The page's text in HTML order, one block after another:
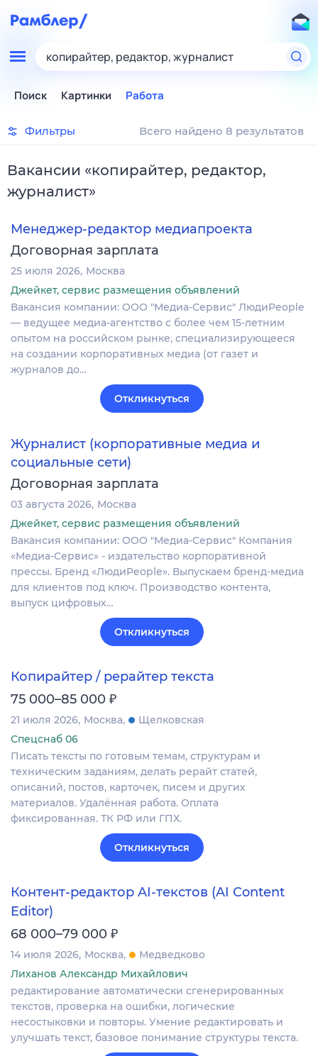
копирайтер, редактор, журналист
Поиск Картинки Работа
Фильтры Всего найдено 8 результатов
Вакансии «копирайтер, редактор,
журналист»
Менеджер-редактор медиапроекта
Договорная зарплата
25 июля 2026 Москва
Джейкет, сервис размещения объявлений
Вакансия компании: ООО "Медиа-Сервис" ЛюдиPeople
— ведущее медиа-агентство с более чем 15-летним
опытом на российском рынке, специализирующееся
на создании корпоративных медиа (от газет и
журналов до…
Откликнуться
Журналист (корпоративные медиа и
социальные сети)
Договорная зарплата
03 августа 2026 Москва
Джейкет, сервис размещения объявлений
Вакансия компании: ООО "Медиа-Сервис" Компания
«Медиа-Сервис» - издательство корпоративной
прессы. Бренд «ЛюдиPeople». Выпускаем бренд-медиа
для клиентов под ключ. Производство контента,
выпуск цифровых…
Откликнуться
Копирайтер / рерайтер текста
75 000–85 000 ₽
21 июля 2026 Москва
Щелковская
Спецснаб 06
Писать тексты по готовым темам, структурам и
техническим заданиям, делать рерайт статей,
описаний, постов, карточек, писем и других
материалов. Удалённая работа. Оплата
фиксированная. ТК РФ или ГПХ.
Откликнуться
Контент-редактор AI-текстов (AI Content
Editor)
68 000–79 000 ₽
14 июля 2026 Москва
Медведково
Лиханов Александр Михайлович
редактирование автоматически сгенерированных
текстов, проверка на ошибки, логические
несостыковки и повторы. Умение редактировать и
улучшать текст, базовое понимание структуры текста.